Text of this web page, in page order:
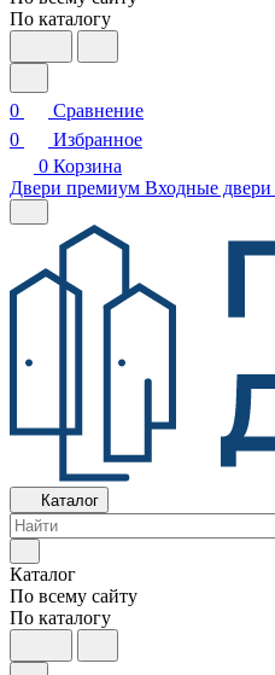
По каталогу
0
Сравнение
0
Избранное
0 Корзина
Двери премиум Входные двери
Каталог
Каталог
По всему сайту
По каталогу